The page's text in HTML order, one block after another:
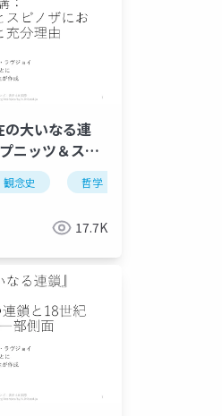
異世界性 この世性
の大いなる連
ニッツ＆スピ
観念史 哲学
17.7K